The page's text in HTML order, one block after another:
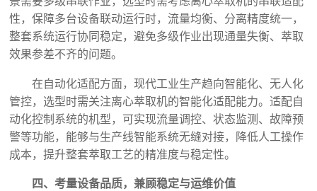
性，保障多台设备联动运行时，流量均衡、分离精度统一，
整套系统运行协同稳定，避免多级作业出现通量失衡、萃取
效果参差不齐的问题。
在自动化适配方面，现代工业生产趋向智能化、无人化
管控，选型时需关注离心萃取机的智能化适配能力。适配自
动化控制系统的机型，可实现流量调控、状态监测、故障预
警等功能，能够与生产线智能系统无缝对接，降低人工操作
成本，提升整套萃取工艺的精准度与稳定性。
四、考量设备品质，兼顾稳定与运维价值